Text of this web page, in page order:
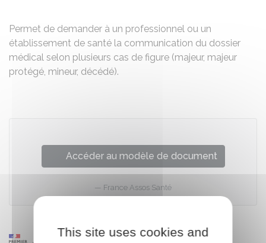
Permet de demander à un professionnel ou un
établissement de santé la communication du dossier
médical selon plusieurs cas de figure (majeur, majeur
protégé, mineur, décédé).
Accéder au modèle de document
France Assos Santé
This site uses cookies and